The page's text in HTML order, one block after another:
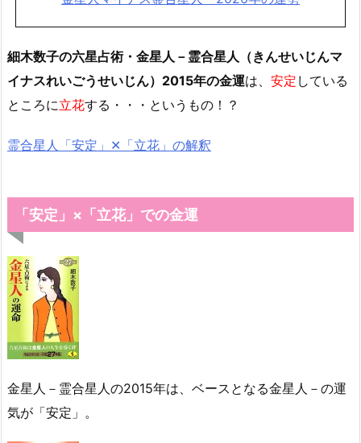
細木数子の六星占術・金星人－霊合星人（きんせいじんマ
イナスれいごうせいじん）2015年の金運は、 安定 している
ところに立花する・・・というもの！？
霊合星人「安定」✕「立花」の解釈
「安定」×「立花」での金運
金星人－霊合星人の2015年は、ベースとなる金星人－の運
気が「安定」。